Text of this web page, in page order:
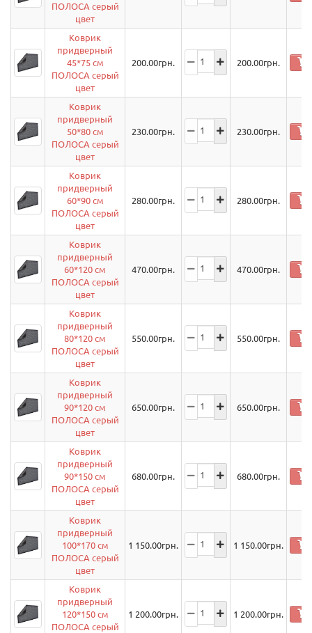
ПОЛОСА серый
цвет
Коврик
придверный
45*75 см
ПОЛОСА серый
цвет
200.00грн. 200.00грн.
Коврик
придверный
50*80 см
ПОЛОСА серый
цвет
230.00грн. 230.00грн.
Коврик
придверный
60*90 см
ПОЛОСА серый
цвет
280.00грн. 280.00грн.
Коврик
придверный
60*120 см
ПОЛОСА серый
цвет
470.00грн. 470.00грн.
Коврик
придверный
80*120 см
ПОЛОСА серый
цвет
550.00грн. 550.00грн.
Коврик
придверный
90*120 см
ПОЛОСА серый
цвет
650.00грн. 650.00грн.
Коврик
придверный
90*150 см
ПОЛОСА серый
цвет
680.00грн. 680.00грн.
Коврик
придверный
100*170 см
ПОЛОСА серый
цвет
1 150.00грн. 1 150.00грн.
Коврик
придверный
120*150 см
ПОЛОСА серый
1 200.00грн. 1 200.00грн.